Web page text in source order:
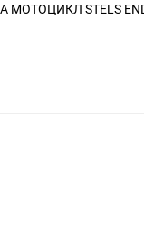
STELS